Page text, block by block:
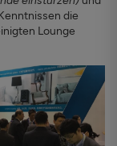
die
Lounge